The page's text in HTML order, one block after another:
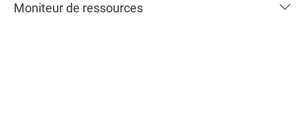
Moniteur de ressources